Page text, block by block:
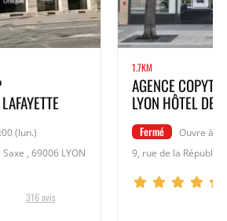
(lun.)
, 69006 LYON
316 avis
1.7KM
AGENCE
LYON HÔTEL DE
Fermé
Ouvre à
9, rue de la